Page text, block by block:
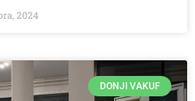
2024
DONJI VAKUF